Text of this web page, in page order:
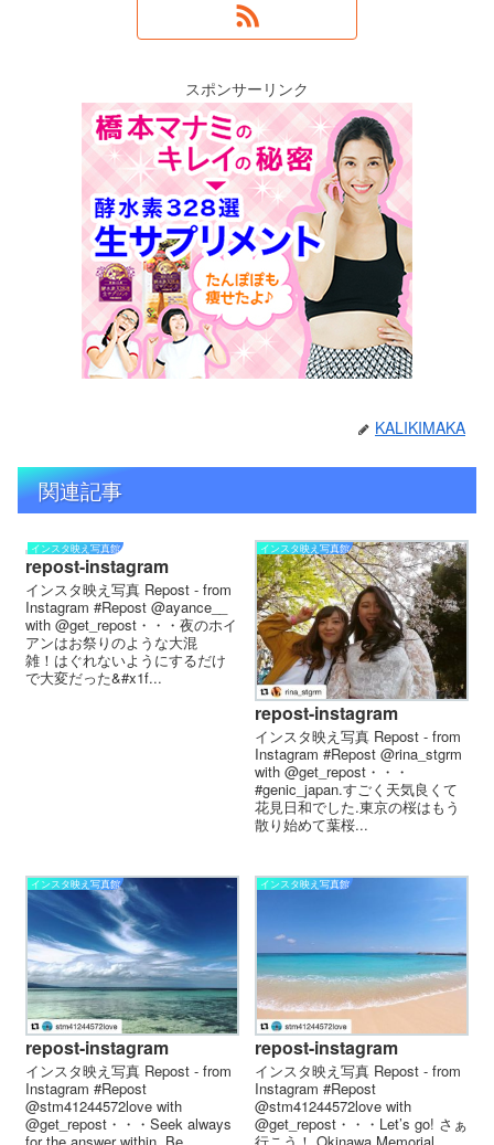
スポンサーリンク
KALIKIMAKA
関連記事
インスタ映え写真館
repost-instagram
インスタ映え写真 Repost - from
Instagram #Repost @ayance__
with @get_repost・・・ 夜のホイ
アンはお祭りのような大混
雑！ はぐれないようにするだけ
で大変だった&#x1f...
インスタ映え写真館
repost-instagram
インスタ映え写真 Repost - from
Instagram #Repost @rina_stgrm
with @get_repost・・・
#genic_japan.すごく天気良くて
花見日和でした.東京の桜はもう
散り始めて葉桜...
インスタ映え写真館
repost-instagram
インスタ映え写真 Repost - from
Instagram #Repost
@stm41244572love with
@get_repost・・・Seek always
インスタ映え写真館
repost-instagram
インスタ映え写真 Repost - from
Instagram #Repost
@stm41244572love with
@get_repost・・・Let’s go! さぁ